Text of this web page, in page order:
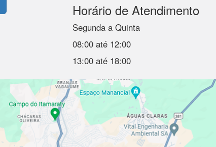
Horário de Atendimento
Segunda a Quinta
08:00 até 12:00
13:00 até 18:00